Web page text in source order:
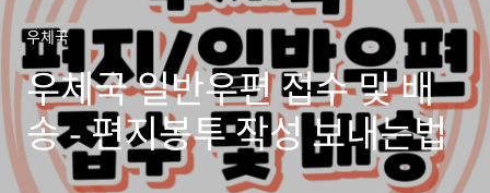
우체국
우체국 일반우편 접수 및 배
송 - 편지봉투 작성 보내는법